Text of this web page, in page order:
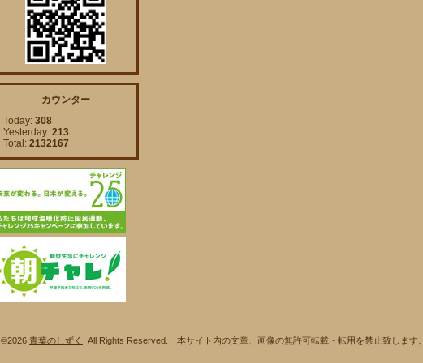
カウンター
Today: 308
Yesterday: 213
Total: 2132167
©2026 青葉のしずく . All Rights Reserved. 本サイト内の文章、画像の無許可転載・転用を禁止致します。